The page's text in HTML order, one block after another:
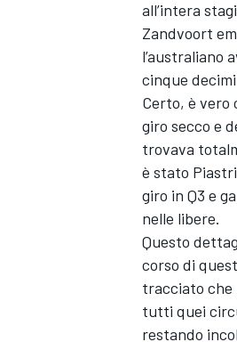
ENDURANCE/GT
all’intera
Zandvoort
l’australiano
cinque
Certo, è vero
giro secco e
trovava
è stato
giro in Q3 e
nelle libere.
Questo
corso di
tracciato che
tutti quei
restando